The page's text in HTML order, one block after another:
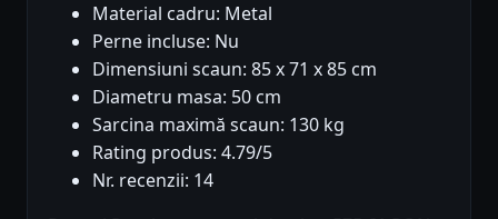
Material cadru: Metal
Perne incluse: Nu
Dimensiuni scaun: 85 x 71 x 85 cm
Diametru masa: 50 cm
Sarcina maximă scaun: 130 kg
Rating produs: 4.79/5
Nr. recenzii: 14